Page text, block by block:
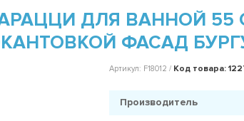
ДЛЯ ВАННОЙ 55
ФАСАД
Артикул: F18012 / Код товара:
Производитель